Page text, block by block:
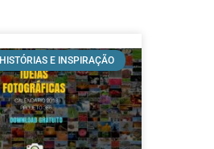
HISTÓRIAS E INSPIRAÇÃO